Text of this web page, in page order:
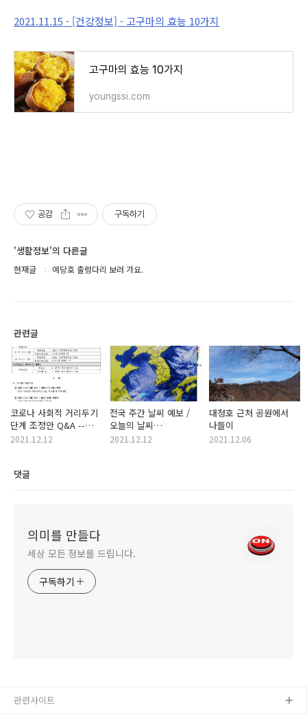
2021.11.15 - [건강정보] - 고구마의 효능 10가지
고구마의 효능 10가지
youngssi.com
공감 구독하기
'생활정보'의 다른글
현재글 예당호 출렁다리 보러 가요.
관련글
코로나 사회적 거리두기
단계 조정안 Q&A --
사적모임 기준 알아보기
2021.12.12
전국 주간 날씨 예보 /
오늘의 날씨
[12/12~12/18]
2021.12.12
대청호 근처 공원에서
나들이
2021.12.06
댓글
의미를 만들다
세상 모든 정보를 드립니다.
구독하기
관련사이트